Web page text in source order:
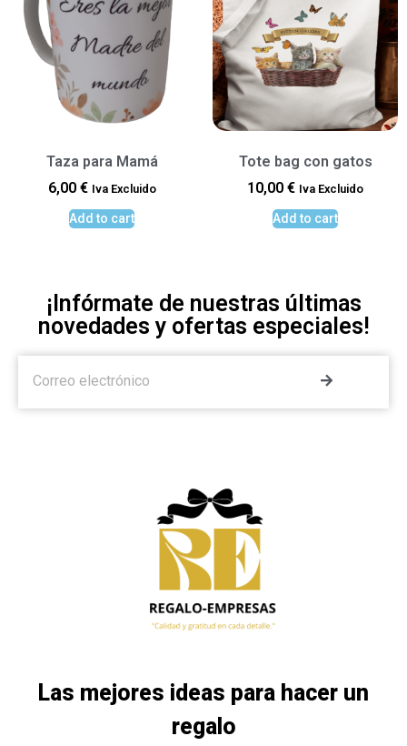
Taza para Mamá
6,00 € Iva Excluido
Add to cart
Tote bag con gatos
10,00 € Iva Excluido
Add to cart
¡Infórmate de nuestras últimas
novedades y ofertas especiales!
Las mejores ideas para hacer un
regalo